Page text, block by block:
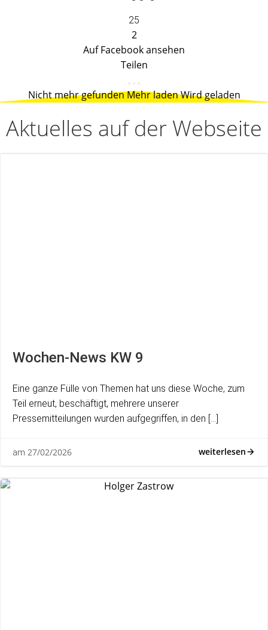
25
2
Auf Facebook ansehen
Teilen
Nicht mehr gefundenMehr ladenWird geladen
Aktuelles auf der Webseite
Wochen-News KW 9
Eine ganze Fülle von Themen hat uns diese Woche, zum
Teil erneut, beschäftigt, mehrere unserer
Pressemitteilungen wurden aufgegriffen, in den […]
am 27/02/2026 weiterlesen